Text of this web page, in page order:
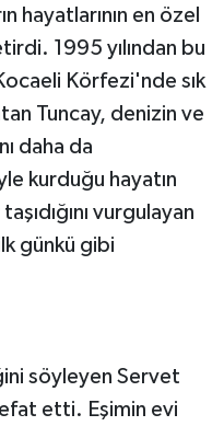
hayatlarının en özel
1995 yılından bu
Körfezi'nde sık
Tuncay, denizin ve
daha da
kurduğu hayatın
vurgulayan
günkü gibi
söyleyen Servet
etti. Eşimin evi